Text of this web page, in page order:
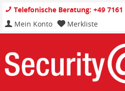
Telefonische Beratung: +49 7161
Mein Konto Merkliste